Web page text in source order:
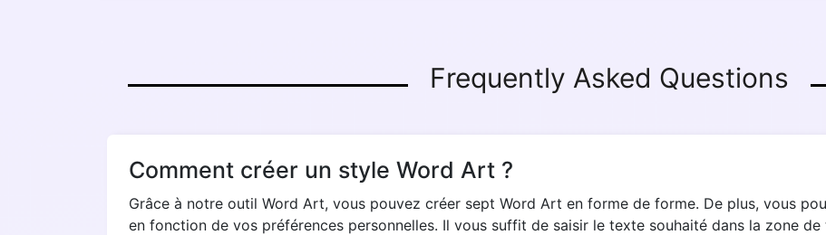
Frequently Asked Questions
Comment créer un style Word Art ?
Grâce à notre outil Word Art, vous pouvez créer sept Word Art en forme de forme. De plus, vous
en fonction de vos préférences personnelles. Il vous suffit de saisir le texte souhaité dans la zone